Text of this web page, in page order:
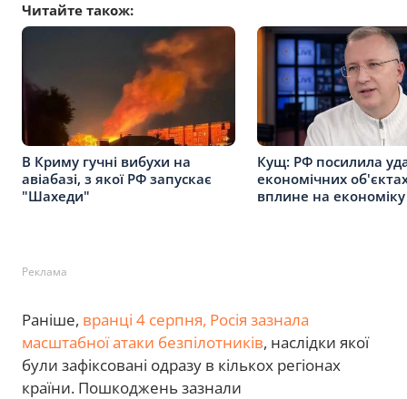
Читайте також:
В Криму гучні вибухи на
авіабазі, з якої РФ запускає
"Шахеди"
Кущ: РФ посилила
економічних
вплине на
Реклама
Раніше, вранці 4 серпня, Росія зазнала
масштабної атаки безпілотників, наслідки якої
були зафіксовані одразу в кількох регіонах
країни. Пошкоджень зазнали